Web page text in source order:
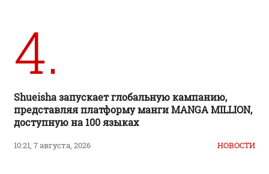
4.
Shueisha запускает глобальную кампанию,
представляя платформу манги MANGA MILLION,
доступную на 100 языках
10:21, 7 августа, 2026 НОВОСТИ